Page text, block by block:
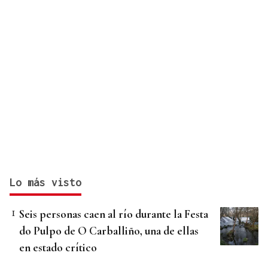
Lo más visto
Seis personas caen al río durante la Festa
do Pulpo de O Carballiño, una de ellas
en estado crítico